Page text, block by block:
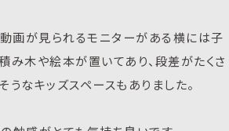
画が見られるモニターがある横には子
み木や絵本が置いてあり、段差がたくさ
うなキッズスペースもありました。